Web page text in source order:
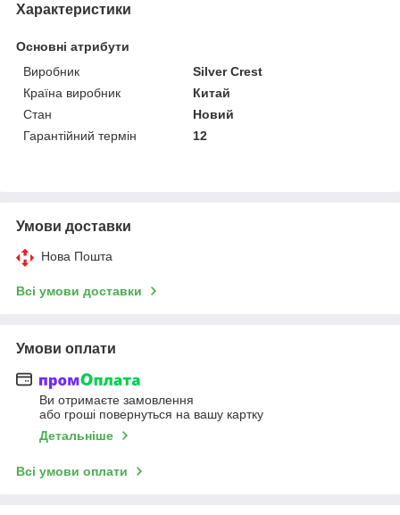
Характеристики
Основні атрибути
Виробник
Silver Crest
Країна виробник
Китай
Стан
Новий
Гарантійний термін
12
Умови доставки
Нова Пошта
Всі умови доставки
Умови оплати
Ви отримаєте замовлення
або гроші повернуться на вашу картку
Детальніше
Всі умови оплати